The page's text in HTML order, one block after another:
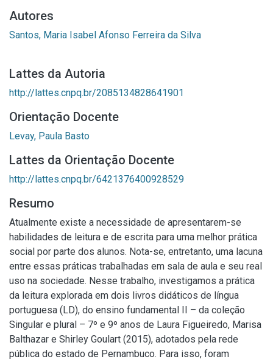
Autores
Santos, Maria Isabel Afonso Ferreira da Silva
Lattes da Autoria
http://lattes.cnpq.br/2085134828641901
Orientação Docente
Levay, Paula Basto
Lattes da Orientação Docente
http://lattes.cnpq.br/6421376400928529
Resumo
Atualmente existe a necessidade de apresentarem-se
habilidades de leitura e de escrita para uma melhor prática
social por parte dos alunos. Nota-se, entretanto, uma lacuna
entre essas práticas trabalhadas em sala de aula e seu real
uso na sociedade. Nesse trabalho, investigamos a prática
da leitura explorada em dois livros didáticos de língua
portuguesa (LD), do ensino fundamental II – da coleção
Singular e plural – 7º e 9º anos de Laura Figueiredo, Marisa
Balthazar e Shirley Goulart (2015), adotados pela rede
pública do estado de Pernambuco. Para isso, foram